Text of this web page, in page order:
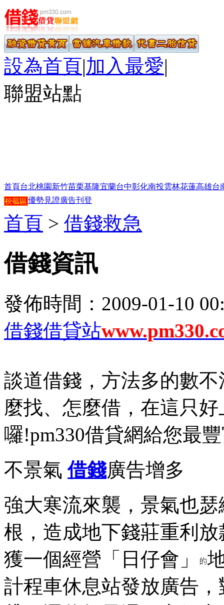
設為首頁|加入最愛|
聯盟站點
首頁台北桃園 新竹苗栗基隆宜蘭台中彰化南投雲林花蓮高雄台
優勢見證廣告刊登
首頁 > 借錢救急
借錢資訊
發佈時間：2009-01-10
借錢借貸站
談道借錢，方法多的數
麼找、怎麼借，在這只
囉!pm330借貸網給您最
不景氣借錢廣告增多
強大寒流來襲，景氣也
根，造成地下錢莊重利
獲一個經營「日仔會」
計程車休息站發放廣告